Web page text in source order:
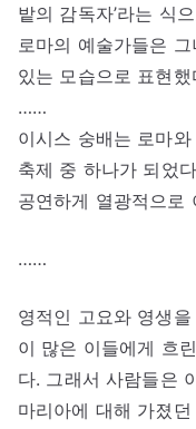
밭의 감독자’라는 식
로마의 예술가들은
있는 모습으로 표현했
……
이시스 숭배는 로마
축제 중 하나가 되었
공연하게 열광적으로
……
영적인 고요와 영생
이 많은 이들에게 흐
다. 그래서 사람들은
마리아에 대해 가졌